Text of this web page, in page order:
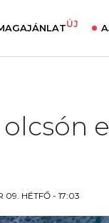
ÚJ
09. HÉTFŐ - 17:03